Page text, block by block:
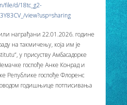
file/d/18tc_g2-
view?usp=sharing
награђани 22.01.2026. године
на такмичењу, која им је
у присуству Амбасадорке
госпође Анке Конрад и
Републике госпође Флоренс
годишњице потписивања